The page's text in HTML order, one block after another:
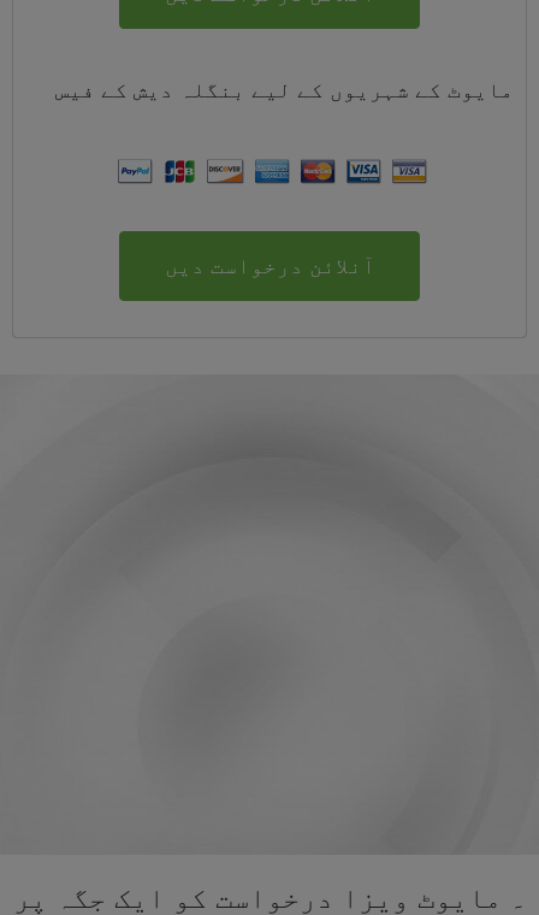
مایوٹ کے شہریوں کے لیے بنگلہ دیش کے فیس
آنلائن درخواست دیں
۔ مایوٹ ویزا درخواست کو ایک جگہ پر